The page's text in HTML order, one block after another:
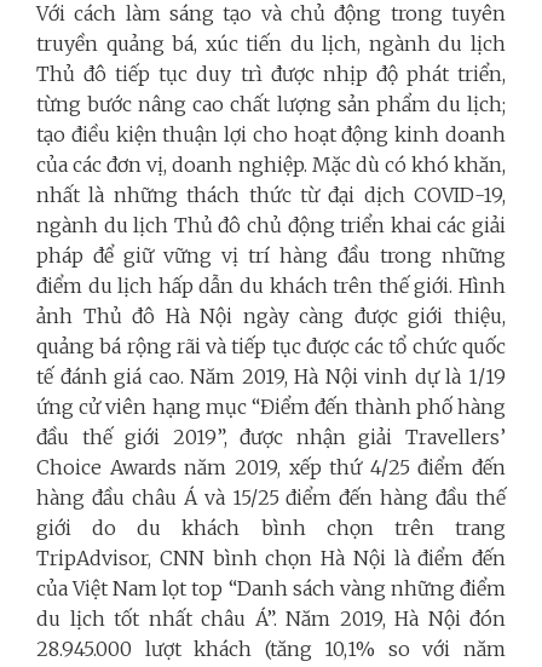
Với cách làm sáng tạo và chủ động trong tuyên
truyền quảng bá, xúc tiến du lịch, ngành du lịch
Thủ đô tiếp tục duy trì được nhịp độ phát triển,
từng bước nâng cao chất lượng sản phẩm du lịch;
tạo điều kiện thuận lợi cho hoạt động kinh doanh
của các đơn vị, doanh nghiệp. Mặc dù có khó khăn,
nhất là những thách thức từ đại dịch COVID-19,
ngành du lịch Thủ đô chủ động triển khai các giải
pháp để giữ vững vị trí hàng đầu trong những
điểm du lịch hấp dẫn du khách trên thế giới. Hình
ảnh Thủ đô Hà Nội ngày càng được giới thiệu,
quảng bá rộng rãi và tiếp tục được các tổ chức quốc
tế đánh giá cao. Năm 2019, Hà Nội vinh dự là 1/19
ứng cử viên hạng mục “Điểm đến thành phố hàng
đầu thế giới 2019”, được nhận giải Travellers’
Choice Awards năm 2019, xếp thứ 4/25 điểm đến
hàng đầu châu Á và 15/25 điểm đến hàng đầu thế
giới do du khách bình chọn trên trang
TripAdvisor, CNN bình chọn Hà Nội là điểm đến
của Việt Nam lọt top “Danh sách vàng những điểm
du lịch tốt nhất châu Á”. Năm 2019, Hà Nội đón
28.945.000 lượt khách (tăng 10,1% so với năm